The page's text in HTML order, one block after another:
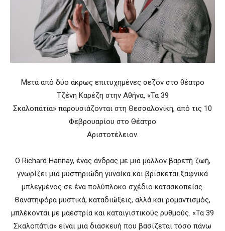
Μετά από δύο άκρως επιτυχημένες σεζόν στο θέατρο
Τζένη Καρέζη στην Αθήνα, «Τα 39
Σκαλοπάτια» παρουσιάζονται στη Θεσσαλονίκη, από τις 10
Φεβρουαρίου στο Θέατρο
Αριστοτέλειον.
Ο Richard Hannay, ένας άνδρας με μια μάλλον βαρετή ζωή,
γνωρίζει μια μυστηριώδη γυναίκα και βρίσκεται ξαφνικά
μπλεγμένος σε ένα πολύπλοκο σχέδιο κατασκοπείας.
Θανατηφόρα μυστικά, καταδιώξεις, αλλά και ρομαντισμός,
μπλέκονται με μαεστρία και καταιγιστικούς ρυθμούς. «Τα 39
Σκαλοπάτια» είναι μια διασκευή που βασίζεται τόσο πάνω